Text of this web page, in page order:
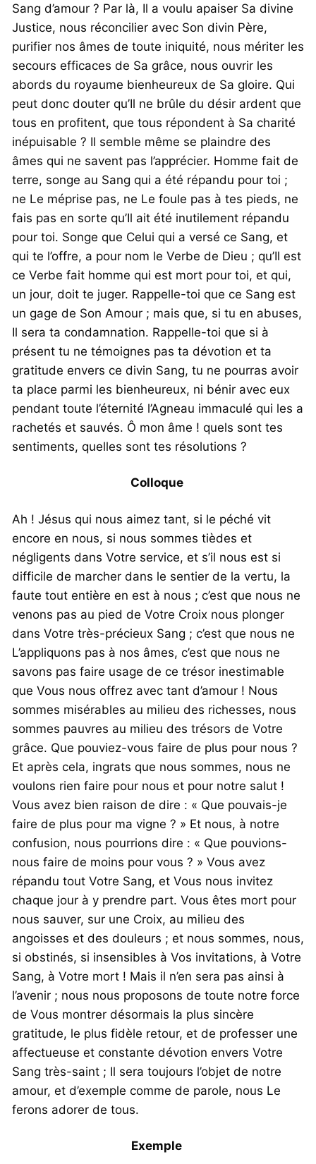
Sang d’amour ? Par là, Il a voulu apaiser Sa divine
Justice, nous réconcilier avec Son divin Père,
purifier nos âmes de toute iniquité, nous mériter les
secours efficaces de Sa grâce, nous ouvrir les
abords du royaume bienheureux de Sa gloire. Qui
peut donc douter qu’Il ne brûle du désir ardent que
tous en profitent, que tous répondent à Sa charité
inépuisable ? Il semble même se plaindre des
âmes qui ne savent pas l’apprécier. Homme fait de
terre, songe au Sang qui a été répandu pour toi ;
ne Le méprise pas, ne Le foule pas à tes pieds, ne
fais pas en sorte qu’Il ait été inutilement répandu
pour toi. Songe que Celui qui a versé ce Sang, et
qui te l’offre, a pour nom le Verbe de Dieu ; qu’Il est
ce Verbe fait homme qui est mort pour toi, et qui,
un jour, doit te juger. Rappelle-toi que ce Sang est
un gage de Son Amour ; mais que, si tu en abuses,
Il sera ta condamnation. Rappelle-toi que si à
présent tu ne témoignes pas ta dévotion et ta
gratitude envers ce divin Sang, tu ne pourras avoir
ta place parmi les bienheureux, ni bénir avec eux
pendant toute l’éternité l’Agneau immaculé qui les a
rachetés et sauvés. Ô mon âme ! quels sont tes
sentiments, quelles sont tes résolutions ?
Colloque
Ah ! Jésus qui nous aimez tant, si le péché vit
encore en nous, si nous sommes tièdes et
négligents dans Votre service, et s’il nous est si
difficile de marcher dans le sentier de la vertu, la
faute tout entière en est à nous ; c’est que nous ne
venons pas au pied de Votre Croix nous plonger
dans Votre très-précieux Sang ; c’est que nous ne
L’appliquons pas à nos âmes, c’est que nous ne
savons pas faire usage de ce trésor inestimable
que Vous nous offrez avec tant d’amour ! Nous
sommes misérables au milieu des richesses, nous
sommes pauvres au milieu des trésors de Votre
grâce. Que pouviez-vous faire de plus pour nous ?
Et après cela, ingrats que nous sommes, nous ne
voulons rien faire pour nous et pour notre salut !
Vous avez bien raison de dire : « Que pouvais-je
faire de plus pour ma vigne ? » Et nous, à notre
confusion, nous pourrions dire : « Que pouvions-
nous faire de moins pour vous ? » Vous avez
répandu tout Votre Sang, et Vous nous invitez
chaque jour à y prendre part. Vous êtes mort pour
nous sauver, sur une Croix, au milieu des
angoisses et des douleurs ; et nous sommes, nous,
si obstinés, si insensibles à Vos invitations, à Votre
Sang, à Votre mort ! Mais il n’en sera pas ainsi à
l’avenir ; nous nous proposons de toute notre force
de Vous montrer désormais la plus sincère
gratitude, le plus fidèle retour, et de professer une
affectueuse et constante dévotion envers Votre
Sang très-saint ; Il sera toujours l’objet de notre
amour, et d’exemple comme de parole, nous Le
ferons adorer de tous.
Exemple